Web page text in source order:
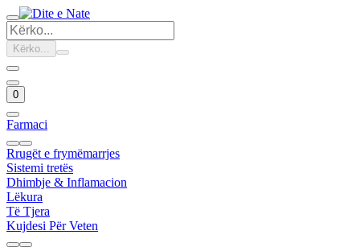
Kërko...
0
Farmaci
Rrugët e frymëmarrjes
Sistemi tretës
Dhimbje & Inflamacion
Lëkura
Të Tjera
Kujdesi Për Veten